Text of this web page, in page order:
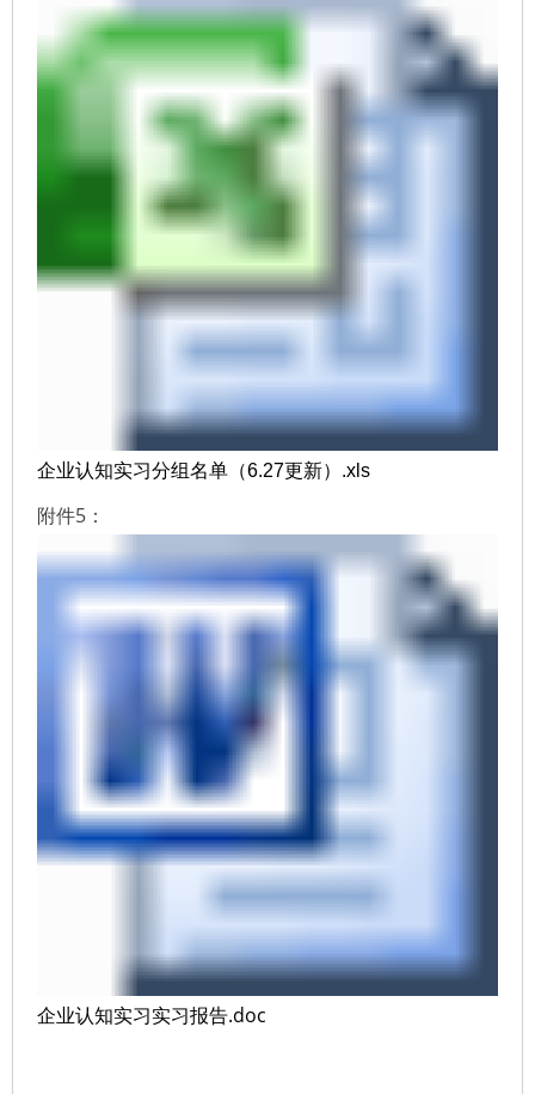
企业认知实习分组名单（6.27更新）.xls
附件5：
企业认知实习实习报告.doc